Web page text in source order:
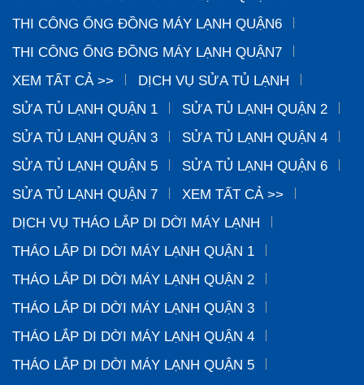
THI CÔNG ỐNG ĐỒNG MÁY LẠNH QUẬN6
THI CÔNG ỐNG ĐỒNG MÁY LẠNH QUẬN7
XEM TẤT CẢ >>
DỊCH VỤ SỬA TỦ LẠNH
SỬA TỦ LẠNH QUẬN 1
SỬA TỦ LẠNH QUẬN 2
SỬA TỦ LẠNH QUẬN 3
SỬA TỦ LẠNH QUẬN 4
SỬA TỦ LẠNH QUẬN 5
SỬA TỦ LẠNH QUẬN 6
SỬA TỦ LẠNH QUẬN 7
XEM TẤT CẢ >>
DỊCH VỤ THÁO LẮP DI DỜI MÁY LẠNH
THÁO LẮP DI DỜI MÁY LẠNH QUẬN 1
THÁO LẮP DI DỜI MÁY LẠNH QUẬN 2
THÁO LẮP DI DỜI MÁY LẠNH QUẬN 3
THÁO LẮP DI DỜI MÁY LẠNH QUẬN 4
THÁO LẮP DI DỜI MÁY LẠNH QUẬN 5